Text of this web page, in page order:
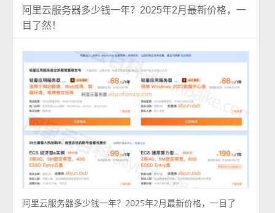
阿里云服务器多少钱一年？2025年2月最新价格，一
目了然！
阿里云服务器多少钱一年？2025年2月最新价格，一目了